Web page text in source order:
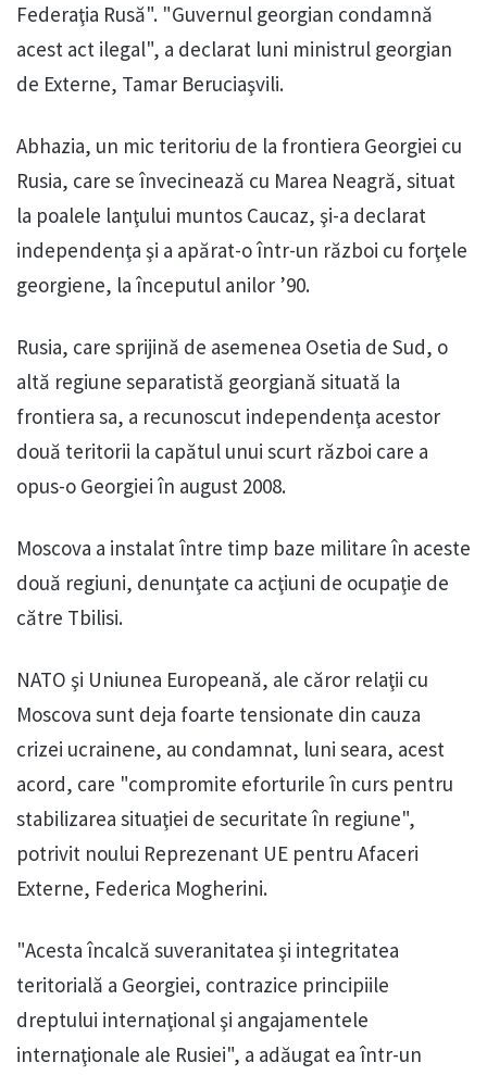
Federaţia Rusă". "Guvernul georgian condamnă
acest act ilegal", a declarat luni ministrul georgian
de Externe, Tamar Beruciaşvili.
Abhazia, un mic teritoriu de la frontiera Georgiei cu
Rusia, care se învecinează cu Marea Neagră, situat
la poalele lanţului muntos Caucaz, şi-a declarat
independenţa şi a apărat-o într-un război cu forţele
georgiene, la începutul anilor ’90.
Rusia, care sprijină de asemenea Osetia de Sud, o
altă regiune separatistă georgiană situată la
frontiera sa, a recunoscut independenţa acestor
două teritorii la capătul unui scurt război care a
opus-o Georgiei în august 2008.
Moscova a instalat între timp baze militare în aceste
două regiuni, denunţate ca acţiuni de ocupaţie de
către Tbilisi.
NATO şi Uniunea Europeană, ale căror relaţii cu
Moscova sunt deja foarte tensionate din cauza
crizei ucrainene, au condamnat, luni seara, acest
acord, care "compromite eforturile în curs pentru
stabilizarea situaţiei de securitate în regiune",
potrivit noului Reprezenant UE pentru Afaceri
Externe, Federica Mogherini.
"Acesta încalcă suveranitatea şi integritatea
teritorială a Georgiei, contrazice principiile
dreptului internaţional şi angajamentele
internaţionale ale Rusiei", a adăugat ea într-un